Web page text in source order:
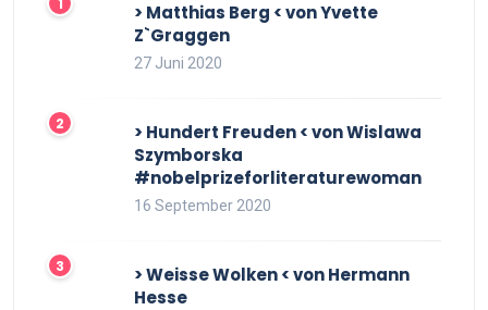
> Matthias Berg < von Yvette
Z`Graggen
27 Juni 2020
> Hundert Freuden < von Wislawa
Szymborska
#nobelprizeforliteraturewoman
16 September 2020
> Weisse Wolken < von Hermann
Hesse